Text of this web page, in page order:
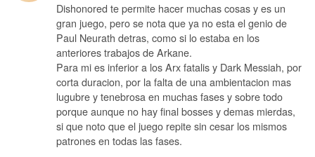
Dishonored te permite hacer muchas cosas y es un
gran juego, pero se nota que ya no esta el genio de
Paul Neurath detras, como si lo estaba en los
anteriores trabajos de Arkane.
Para mi es inferior a los Arx fatalis y Dark Messiah, por
corta duracion, por la falta de una ambientacion mas
lugubre y tenebrosa en muchas fases y sobre todo
porque aunque no hay final bosses y demas mierdas,
si que noto que el juego repite sin cesar los mismos
patrones en todas las fases.